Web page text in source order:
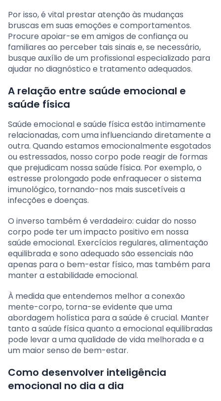
Por isso, é vital prestar atenção às mudanças
bruscas em suas emoções e comportamentos.
Procure apoiar-se em amigos de confiança ou
familiares ao perceber tais sinais e, se necessário,
busque auxílio de um profissional especializado para
ajudar no diagnóstico e tratamento adequados.
A relação entre saúde emocional e
saúde física
Saúde emocional e saúde física estão intimamente
relacionadas, com uma influenciando diretamente a
outra. Quando estamos emocionalmente esgotados
ou estressados, nosso corpo pode reagir de formas
que prejudicam nossa saúde física. Por exemplo, o
estresse prolongado pode enfraquecer o sistema
imunológico, tornando-nos mais suscetíveis a
infecções e doenças.
O inverso também é verdadeiro: cuidar do nosso
corpo pode ter um impacto positivo em nossa
saúde emocional. Exercícios regulares, alimentação
equilibrada e sono adequado são essenciais não
apenas para o bem-estar físico, mas também para
manter a estabilidade emocional.
À medida que entendemos melhor a conexão
mente-corpo, torna-se evidente que uma
abordagem holística para a saúde é crucial. Manter
tanto a saúde física quanto a emocional equilibradas
pode levar a uma qualidade de vida melhorada e a
um maior senso de bem-estar.
Como desenvolver inteligência
emocional no dia a dia